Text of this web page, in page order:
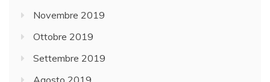
Novembre 2019
Ottobre 2019
Settembre 2019
Agosto 2019